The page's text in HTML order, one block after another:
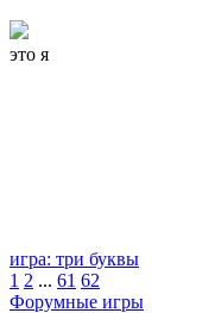
это я
игра: три буквы
1 2 ... 61 62
Форумные игры